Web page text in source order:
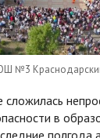
№3
в
полгода